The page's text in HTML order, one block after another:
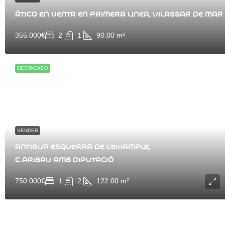
ÁTICO EN VENTA EN PRIMERA LINEA, VILASSAR DE MAR
355.000€ 2 1 90.00 m²
VENDER
ANTIGUA ESQUERRA DE L’EIXAMPLE,
C.ARIBAU AMB DIPUTACIÓ
750.000€ 1 2 122.00 m²
DESTACADO